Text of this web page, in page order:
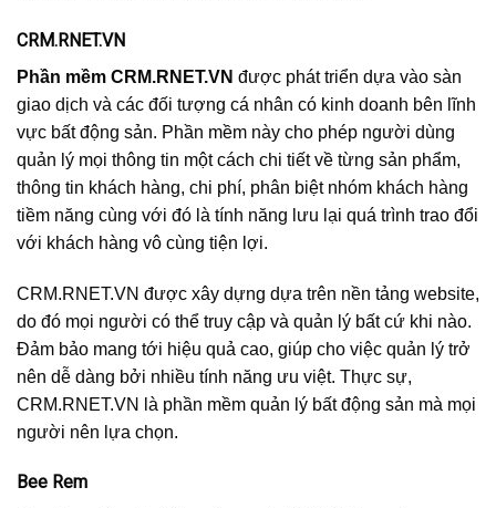
CRM.RNET.VN
Phần mềm CRM.RNET.VN được phát triển dựa vào sàn
giao dịch và các đối tượng cá nhân có kinh doanh bên lĩnh
vực bất động sản. Phần mềm này cho phép người dùng
quản lý mọi thông tin một cách chi tiết về từng sản phẩm,
thông tin khách hàng, chi phí, phân biệt nhóm khách hàng
tiềm năng cùng với đó là tính năng lưu lại quá trình trao đổi
với khách hàng vô cùng tiện lợi.
CRM.RNET.VN được xây dựng dựa trên nền tảng website,
do đó mọi người có thể truy cập và quản lý bất cứ khi nào.
Đảm bảo mang tới hiệu quả cao, giúp cho việc quản lý trở
nên dễ dàng bởi nhiều tính năng ưu việt. Thực sự,
CRM.RNET.VN là phần mềm quản lý bất động sản mà mọi
người nên lựa chọn.
Bee Rem